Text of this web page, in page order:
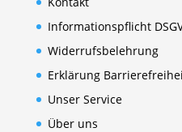
Informationspflicht
Widerrufsbelehrung
Erklärung
Unser Service
Über uns